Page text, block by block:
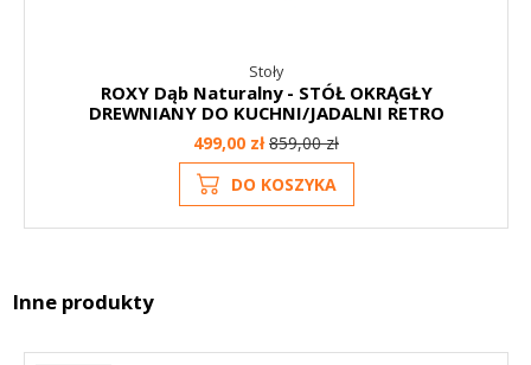
Stoły
ROXY Dąb Naturalny - STÓŁ OKRĄGŁY
DREWNIANY DO KUCHNI/JADALNI RETRO
499,00 zł859,00 zł
DO KOSZYKA
Inne produkty